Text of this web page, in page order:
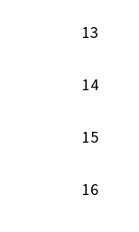
13
14
15
16